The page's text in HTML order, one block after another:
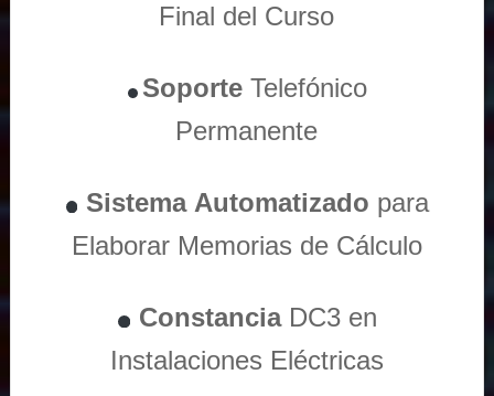
Final del Curso
Soporte Telefónico
Permanente
Sistema Automatizado para
Elaborar Memorias de Cálculo
ConstanciaDC3 en
Instalaciones Eléctricas